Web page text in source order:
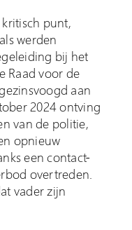
punt,
werden
bij het
Raad voor de
aan
2024 ontving
van de politie,
opnieuw
een contact-
overtreden.
vader zijn